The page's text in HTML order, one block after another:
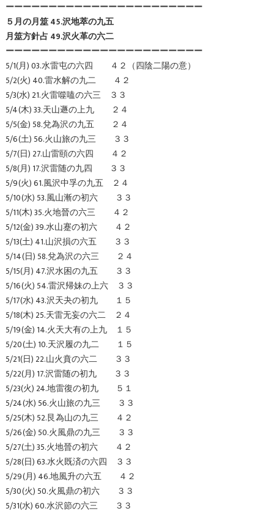
ーーーーーーーーーーーーーーーーーーーーーーー
５月の月筮 45.沢地萃の九五
月筮方針占 49.沢火革の六二
ーーーーーーーーーーーーーーーーーーーーーーー
5/1(月) 03.水雷屯の六四 ４２（四陰二陽の意）
5/2(火) 40.雷水解の九二 ４２
5/3(水) 21.火雷噬嗑の六三 ３３
5/4(木) 33.天山遯の上九 ２４
5/5(金) 58.兌為沢の九五 ２４
5/6(土) 56.火山旅の九三 ３３
5/7(日) 27.山雷頤の六四 ４２
5/8(月) 17.沢雷随の九四 ３３
5/9(火) 61.風沢中孚の九五 ２４
5/10(水) 53.風山漸の初六 ３３
5/11(木) 35.火地晉の六三 ４２
5/12(金) 39.水山蹇の初六 ４２
5/13(土) 41.山沢損の六五 ３３
5/14(日) 58.兌為沢の六三 ２４
5/15(月) 47.沢水困の九五 ３３
5/16(火) 54.雷沢帰妹の上六 ３３
5/17(水) 43.沢天夬の初九 １５
5/18(木) 25.天雷无妄の六二 ２４
5/19(金) 14.火天大有の上九 １５
5/20(土) 10.天沢履の九二 １５
5/21(日) 22.山火賁の六二 ３３
5/22(月) 17.沢雷随の初九 ３３
5/23(火) 24.地雷復の初九 ５１
5/24(水) 56.火山旅の九三 ３３
5/25(木) 52.艮為山の九三 ４２
5/26(金) 50.火風鼎の九三 ３３
5/27(土) 35.火地晉の初六 ４２
5/28(日) 63.水火既済の六四 ３３
5/29(月) 46.地風升の六五 ４２
5/30(火) 50.火風鼎の初六 ３３
5/31(水) 60.水沢節の六三 ３３